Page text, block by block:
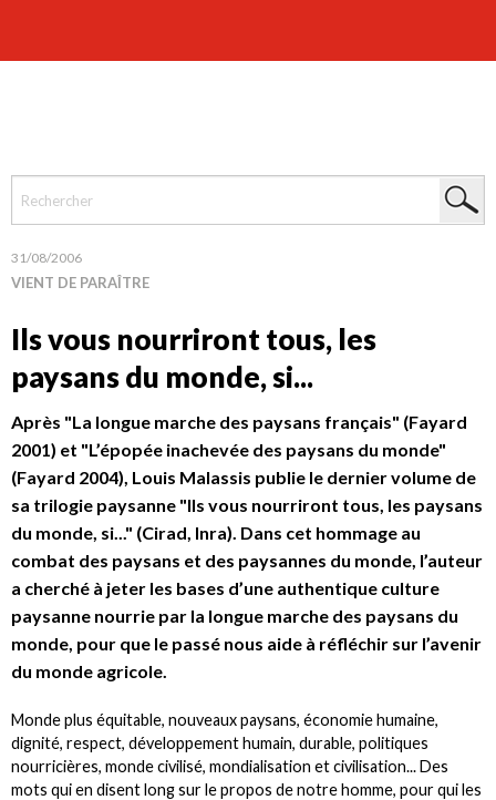
31/08/2006
VIENT DE PARAÎTRE
Ils vous nourriront tous, les
paysans du monde, si...
Après "La longue marche des paysans français" (Fayard
2001) et "L’épopée inachevée des paysans du monde"
(Fayard 2004), Louis Malassis publie le dernier volume de
sa trilogie paysanne "Ils vous nourriront tous, les paysans
du monde, si..." (Cirad, Inra). Dans cet hommage au
combat des paysans et des paysannes du monde, l’auteur
a cherché à jeter les bases d’une authentique culture
paysanne nourrie par la longue marche des paysans du
monde, pour que le passé nous aide à réfléchir sur l’avenir
du monde agricole.
Monde plus équitable, nouveaux paysans, économie humaine,
dignité, respect, développement humain, durable, politiques
nourricières, monde civilisé, mondialisation et civilisation... Des
mots qui en disent long sur le propos de notre homme, pour qui les